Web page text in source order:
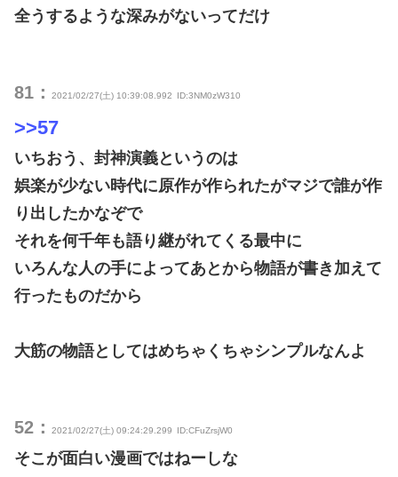
全うするような深みがないってだけ
81： 2021/02/27(土) 10:39:08.992 ID:3NM0zW310
>>57
いちおう、封神演義というのは
娯楽が少ない時代に原作が作られたがマジで誰が作
り出したかなぞで
それを何千年も語り継がれてくる最中に
いろんな人の手によってあとから物語が書き加えて
行ったものだから
大筋の物語としてはめちゃくちゃシンプルなんよ
52： 2021/02/27(土) 09:24:29.299 ID:CFuZrsjW0
そこが面白い漫画ではねーしな